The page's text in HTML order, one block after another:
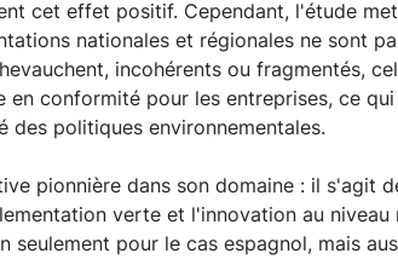
cet effet positif. Cependant, l'étude
nationales et régionales ne sont
incohérents ou fragmentés,
en conformité pour les entreprises, ce
politiques environnementales.
pionnière dans son domaine : il s'agit
verte et l'innovation au niveau
seulement pour le cas espagnol, mais